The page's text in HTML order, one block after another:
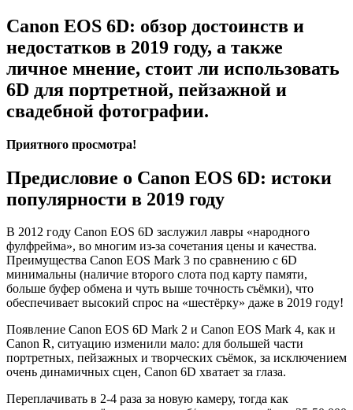
Canon EOS 6D: обзор достоинств и
недостатков в 2019 году, а также
личное мнение, стоит ли использовать
6D для портретной, пейзажной и
свадебной фотографии.
Приятного просмотра!
Предисловие о Canon EOS 6D: истоки
популярности в 2019 году
В 2012 году Canon EOS 6D заслужил лавры «народного
фулфрейма», во многим из-за сочетания цены и качества.
Преимущества Canon EOS Mark 3 по сравнению с 6D
минимальны (наличие второго слота под карту памяти,
больше буфер обмена и чуть выше точность съёмки), что
обеспечивает высокий спрос на «шестёрку» даже в 2019 году!
Появление Canon EOS 6D Mark 2 и Canon EOS Mark 4, как и
Canon R, ситуацию изменили мало: для большей части
портретных, пейзажных и творческих съёмок, за исключением
очень динамичных сцен, Canon 6D хватает за глаза.
Переплачивать в 2-4 раза за новую камеру, тогда как